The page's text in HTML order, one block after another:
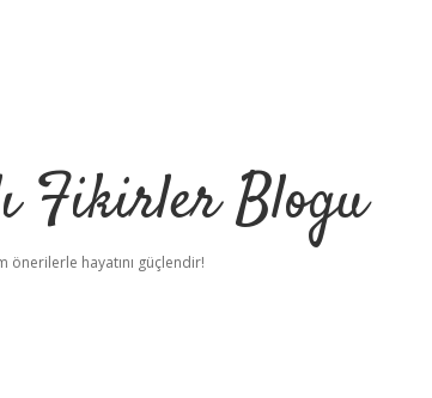
Fikirler Blogu
önerilerle hayatını güçlendir!